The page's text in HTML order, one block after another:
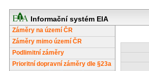
Informační systém EIA
Záměry na území ČR
Záměry mimo území ČR
Podlimitní záměry
Prioritní dopravní záměry dle §23a